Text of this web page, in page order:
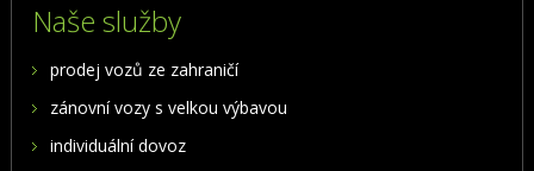
Naše služby
prodej vozů ze zahraničí
zánovní vozy s velkou výbavou
individuální dovoz